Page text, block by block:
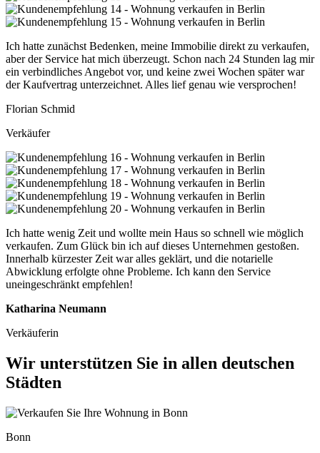
Ich hatte zunächst Bedenken, meine Immobilie direkt zu verkaufen,
aber der Service hat mich überzeugt. Schon nach 24 Stunden lag mir
ein verbindliches Angebot vor, und keine zwei Wochen später war
der Kaufvertrag unterzeichnet. Alles lief genau wie versprochen!
Florian Schmid
Verkäufer
Ich hatte wenig Zeit und wollte mein Haus so schnell wie möglich
verkaufen. Zum Glück bin ich auf dieses Unternehmen gestoßen.
Innerhalb kürzester Zeit war alles geklärt, und die notarielle
Abwicklung erfolgte ohne Probleme. Ich kann den Service
uneingeschränkt empfehlen!
Katharina Neumann
Verkäuferin
Wir unterstützen Sie in allen deutschen
Städten
Bonn